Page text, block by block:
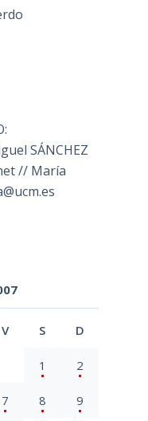
SÁNCHEZ
// María
V S D
1 2
7 8 9